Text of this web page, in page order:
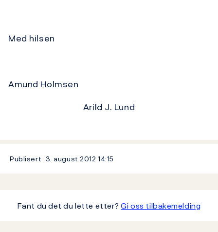
Med hilsen
Amund Holmsen
Arild J. Lund
Publisert 3. august 201214:15
Fant du det du lette etter?Gi oss tilbakemelding